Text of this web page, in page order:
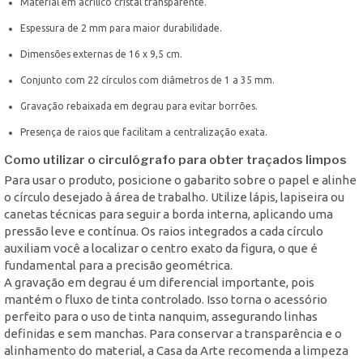
Espessura de 2 mm para maior durabilidade.
Dimensões externas de 16 x 9,5 cm.
Conjunto com 22 círculos com diâmetros de 1 a 35 mm.
Gravação rebaixada em degrau para evitar borrões.
Presença de raios que facilitam a centralização exata.
Como utilizar o circulógrafo para obter traçados limpos
Para usar o produto, posicione o gabarito sobre o papel e alinhe
o círculo desejado à área de trabalho. Utilize lápis, lapiseira ou
canetas técnicas para seguir a borda interna, aplicando uma
pressão leve e contínua. Os raios integrados a cada círculo
auxiliam você a localizar o centro exato da figura, o que é
fundamental para a precisão geométrica.
A gravação em degrau é um diferencial importante, pois
mantém o fluxo de tinta controlado. Isso torna o acessório
perfeito para o uso de tinta nanquim, assegurando linhas
definidas e sem manchas. Para conservar a transparência e o
alinhamento do material, a Casa da Arte recomenda a limpeza